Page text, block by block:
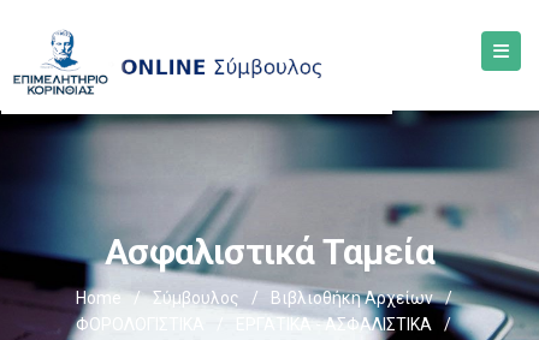
Ασφαλιστικά Ταμεία
Home / Σύμβουλος / Βιβλιοθήκη Αρχείων
/
ΦΟΡΟΛΟΓΙΣΤΙΚΑ
ΕΡΓΑΤΙΚΑ - ΑΣΦΑΛΙΣΤΙΚΑ
/